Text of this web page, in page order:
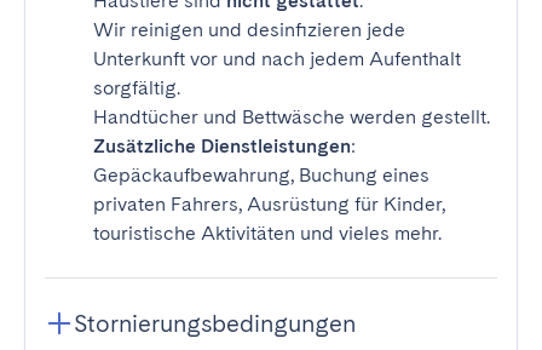
Wir reinigen und desinfizieren jede
Unterkunft vor und nach jedem Aufenthalt
sorgfältig.
Handtücher und Bettwäsche werden gestellt.
Zusätzliche Dienstleistungen:
Gepäckaufbewahrung, Buchung eines
privaten Fahrers, Ausrüstung für Kinder,
touristische Aktivitäten und vieles mehr.
Stornierungsbedingungen